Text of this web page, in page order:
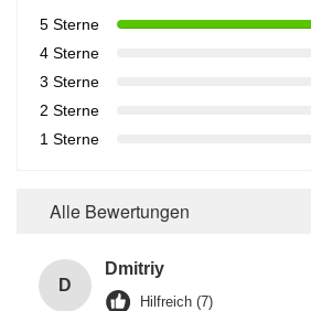
5 Sterne
4 Sterne
3 Sterne
2 Sterne
1 Sterne
Alle Bewertungen
D
Dmitriy
Hilfreich (7)